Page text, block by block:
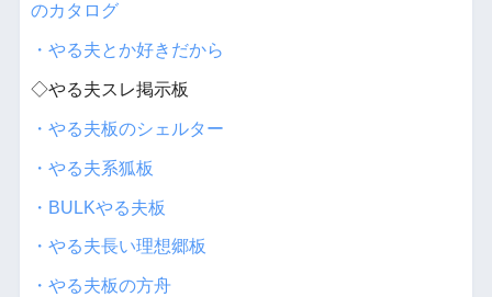
のカタログ
・やる夫とか好きだから
◇やる夫スレ掲示板
・やる夫板のシェルター
・やる夫系狐板
・BULKやる夫板
・やる夫長い理想郷板
・やる夫板の方舟